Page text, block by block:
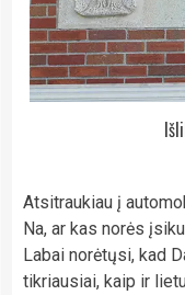
Atsitraukiau į
Na, ar kas norės
Labai norėtųsi, kad
tikriausiai, kaip ir